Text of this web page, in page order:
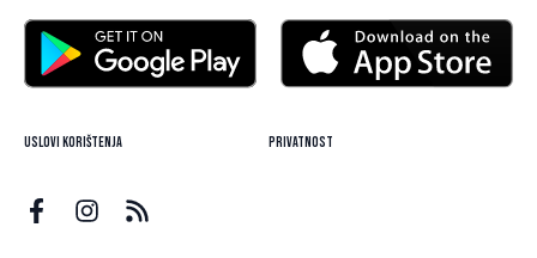
Uslovi korištenja Privatnost